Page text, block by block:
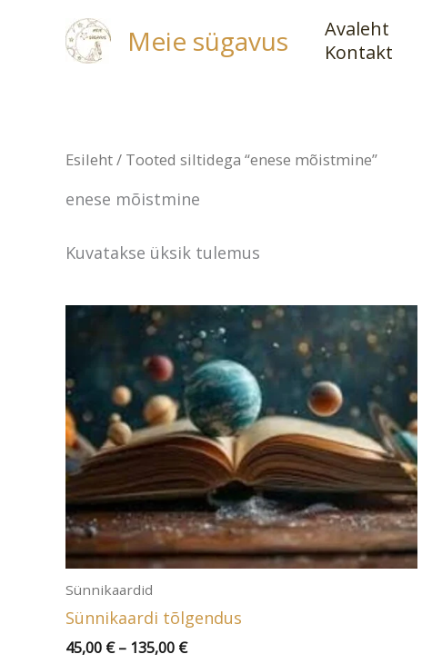
Meie sügavus Avaleht
Kontakt
Esileht/ Tooted siltidega “enese mõistmine”
enese mõistmine
Kuvatakse üksik tulemus
Sünnikaardid
Sünnikaardi tõlgendus
45,00 € – 135,00 €Hinnavahemik: